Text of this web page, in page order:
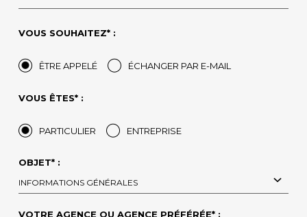
VOUS SOUHAITEZ* :
ÊTRE APPELÉ ÉCHANGER PAR E-MAIL
VOUS ÊTES* :
PARTICULIER ENTREPRISE
OBJET* :
INFORMATIONS GÉNÉRALES
VOTRE AGENCE OU AGENCE PRÉFÉRÉE* :